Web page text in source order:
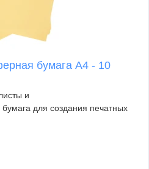
бумага А4 - 10
и
для создания печатных